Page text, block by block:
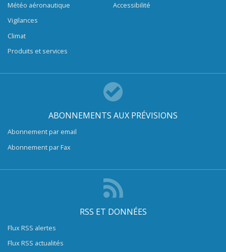
Météo aéronautique
Vigilances
Climat
Produits et services
Accessibilité
ABONNEMENTS AUX PRÉVISIONS
Abonnement par email
Abonnement par Fax
RSS ET DONNÉES
Flux RSS alertes
Flux RSS actualités